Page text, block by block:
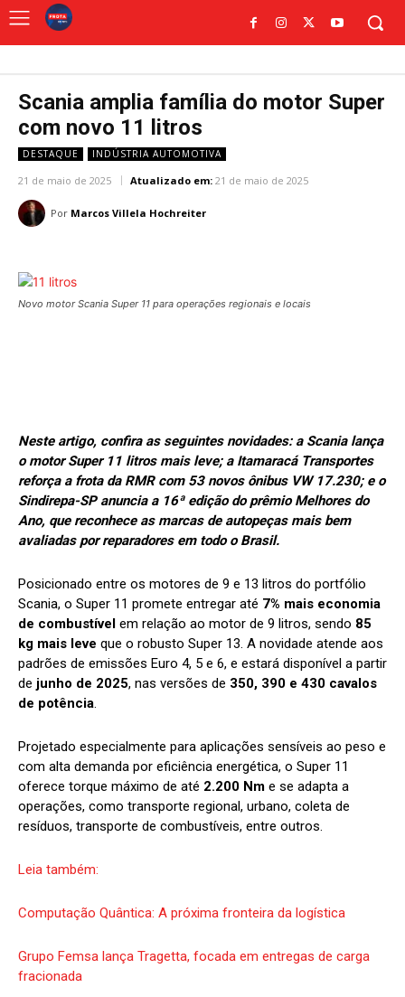
Scania amplia família do motor Super
com novo 11 litros
DESTAQUE INDÚSTRIA AUTOMOTIVA
21 de maio de 2025 Atualizado em: 21 de maio de 2025
Por Marcos Villela Hochreiter
Novo motor Scania Super 11 para operações regionais e locais
Neste artigo, confira as seguintes novidades: a Scania lança
o motor Super 11 litros mais leve; a Itamaracá Transportes
reforça a frota da RMR com 53 novos ônibus VW 17.230; e o
Sindirepa-SP anuncia a 16ª edição do prêmio Melhores do
Ano, que reconhece as marcas de autopeças mais bem
avaliadas por reparadores em todo o Brasil.
Posicionado entre os motores de 9 e 13 litros do portfólio
Scania, o Super 11 promete entregar até 7% mais economia
de combustível em relação ao motor de 9 litros, sendo 85
kg mais leve que o robusto Super 13. A novidade atende aos
padrões de emissões Euro 4, 5 e 6, e estará disponível a partir
de junho de 2025, nas versões de 350, 390 e 430 cavalos
de potência.
Projetado especialmente para aplicações sensíveis ao peso e
com alta demanda por eficiência energética, o Super 11
oferece torque máximo de até 2.200 Nm e se adapta a
operações, como transporte regional, urbano, coleta de
resíduos, transporte de combustíveis, entre outros.
Leia também:
Computação Quântica: A próxima fronteira da logística
Grupo Femsa lança Tragetta, focada em entregas de carga
fracionada